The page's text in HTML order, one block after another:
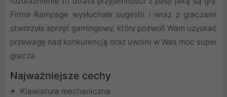
Firma Rampage wysłuchała sugestii i wraz z graczami
stworzyła sprzęt gamingowy, który pozwoli Wam uzyskać
przewagę nad konkurencją oraz uwolni w Was moc super
gracza.
Najważniejsze cechy
Klawiatura mechaniczna